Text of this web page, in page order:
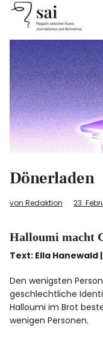
sai
Unterstützen
Antirassismus
Feminismen
Kunst&Literatur
Über uns
Facebook
Dönerladen
von Redaktion 23.
Halloumi macht
Text: Ella
Den wenigsten
geschlechtliche
Halloumi im Brot
wenigen Personen.